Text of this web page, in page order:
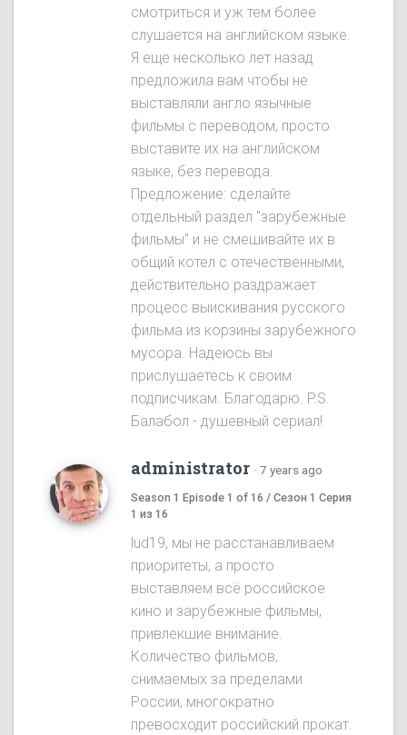
смотриться и уж тем более
слушается на английском языке.
Я еще несколько лет назад
предложила вам чтобы не
выставляли англо язычные
фильмы с переводом, просто
выставите их на английском
языке, без перевода.
Предложение: сделайте
отдельный раздел "зарубежные
фильмы" и не смешивайте их в
общий котел с отечественными,
действительно раздражает
процесс выискивания русского
фильма из корзины зарубежного
мусора. Надеюсь вы
прислушаетесь к своим
подписчикам. Благодарю. P.S.
Балабол - душевный сериал!
administrator · 7 years ago
Season 1 Episode 1 of 16 / Сезон 1 Серия
1 из 16
lud19, мы не расстанавливаем
приоритеты, а просто
выставляем всё российское
кино и зарубежные фильмы,
привлекшие внимание.
Количество фильмов,
снимаемых за пределами
России, многократно
превосходит российский прокат.